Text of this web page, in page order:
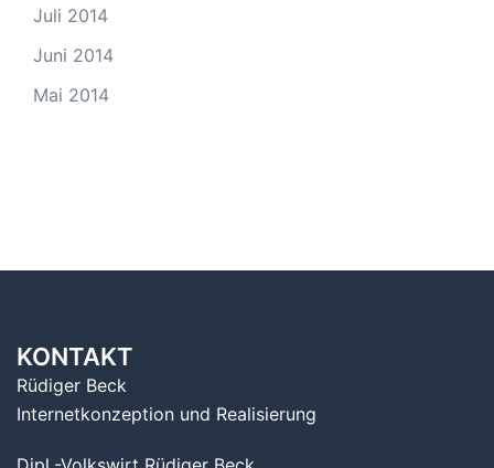
Juli 2014
Juni 2014
Mai 2014
KONTAKT
Rüdiger Beck
Internetkonzeption und Realisierung